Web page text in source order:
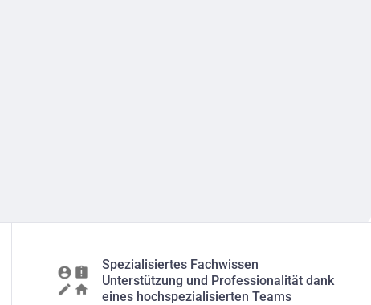
Spezialisiertes Fachwissen
Unterstützung und Professionalität dank
eines hochspezialisierten Teams